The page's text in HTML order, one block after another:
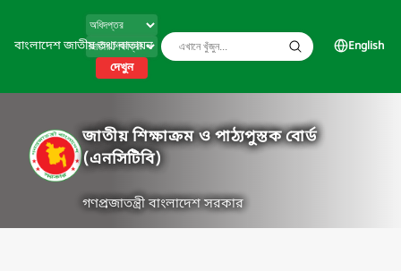
বাংলাদেশ জাতীয় তথ্য বাতায়ন
দেখুন
English
জাতীয় শিক্ষাক্রম ও পাঠ্যপুস্তক বোর্ড
(এনসিটিবি)
গণপ্রজাতন্ত্রী বাংলাদেশ সরকার